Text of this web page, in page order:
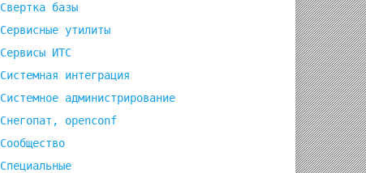
Свертка базы
Сервисные утилиты
Сервисы ИТС
Системная интеграция
Системное администрирование
Снегопат, openconf
Сообщество
Специальные